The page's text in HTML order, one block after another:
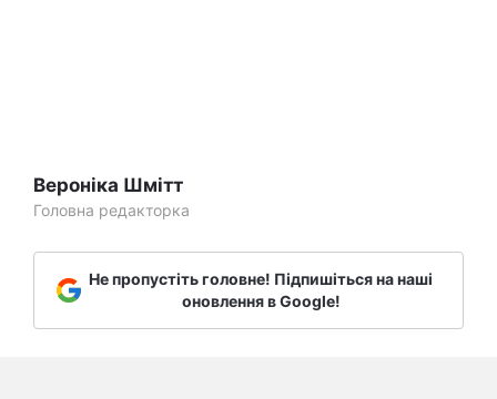
Вероніка Шмітт
Головна редакторка
Не пропустіть головне! Підпишіться на наші
оновлення в Google!